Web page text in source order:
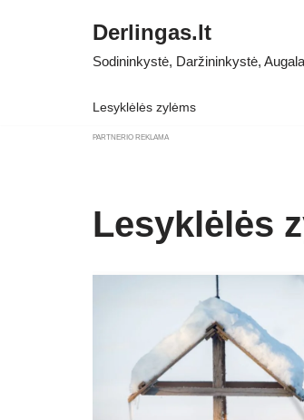
Derlingas.lt
Sodininkystė, Daržininkystė,
Lesyklėlės zylėms
PARTNERIO REKLAMA
Lesyklėlės